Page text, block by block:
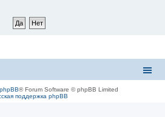
phpBB® Forum Software © phpBB Limited
поддержка phpBB